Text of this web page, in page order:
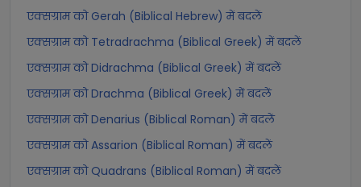
एक्सग्राम को Gerah (Biblical Hebrew) में बदलें
एक्सग्राम को Tetradrachma (Biblical Greek) में बदलें
एक्सग्राम को Didrachma (Biblical Greek) में बदलें
एक्सग्राम को Drachma (Biblical Greek) में बदलें
एक्सग्राम को Denarius (Biblical Roman) में बदलें
एक्सग्राम को Assarion (Biblical Roman) में बदलें
एक्सग्राम को Quadrans (Biblical Roman) में बदलें